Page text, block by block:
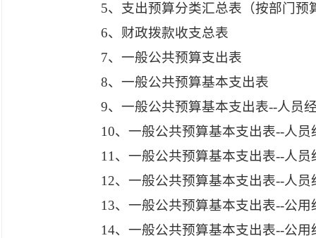
5、支出预算分类汇总表（按部门预
6、财政拨款收支总表
7、一般公共预算支出表
8、一般公共预算基本支出表
9、一般公共预算基本支出表--人员
10、一般公共预算基本支出表--人
11、一般公共预算基本支出表--人
12、一般公共预算基本支出表--人
13、一般公共预算基本支出表--公
14、一般公共预算基本支出表--公